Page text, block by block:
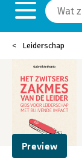
Leiderschap
Preview